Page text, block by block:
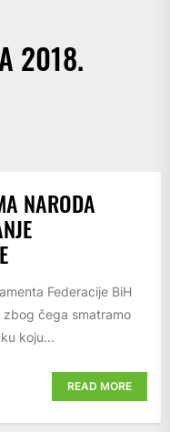
2018.
NARODA
Federacije BiH
zbog čega smatramo
koju...
READ MORE